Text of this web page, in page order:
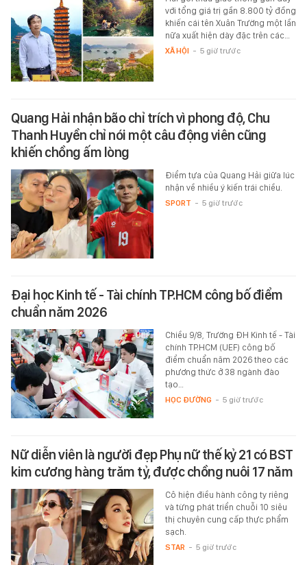
với tổng giá trị gần 8.800 tỷ đồng
khiến cái tên Xuân Trường một lần
nữa xuất hiện dày đặc trên các…
XÃ HỘI - 5 giờ trước
Quang Hải nhận bão chỉ trích vì phong độ, Chu
Thanh Huyền chỉ nói một câu động viên cũng
khiến chồng ấm lòng
Điểm tựa của Quang Hải giữa lúc
nhận về nhiều ý kiến trái chiều.
SPORT - 5 giờ trước
Đại học Kinh tế - Tài chính TP.HCM công bố điểm
chuẩn năm 2026
Chiều 9/8, Trường ĐH Kinh tế - Tài
chính TP.HCM (UEF) công bố
điểm chuẩn năm 2026 theo các
phương thức ở 38 ngành đào
tạo…
HỌC ĐƯỜNG - 5 giờ trước
Nữ diễn viên là người đẹp Phụ nữ thế kỷ 21 có BST
kim cương hàng trăm tỷ, được chồng nuôi 17 năm
Cô hiện điều hành công ty riêng
và từng phát triển chuỗi 10 siêu
thị chuyên cung cấp thực phẩm
sạch.
STAR - 5 giờ trước